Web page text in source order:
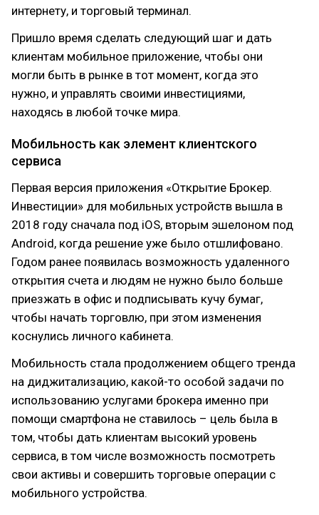
интернету, и торговый терминал.
Пришло время сделать следующий шаг и дать
клиентам мобильное приложение, чтобы они
могли быть в рынке в тот момент, когда это
нужно, и управлять своими инвестициями,
находясь в любой точке мира.
Мобильность как элемент клиентского
сервиса
Первая версия приложения «Открытие Брокер.
Инвестиции» для мобильных устройств вышла в
2018 году сначала под iOS, вторым эшелоном под
Android, когда решение уже было отшлифовано.
Годом ранее появилась возможность удаленного
открытия счета и людям не нужно было больше
приезжать в офис и подписывать кучу бумаг,
чтобы начать торговлю, при этом изменения
коснулись личного кабинета.
Мобильность стала продолжением общего тренда
на диджитализацию, какой-то особой задачи по
использованию услугами брокера именно при
помощи смартфона не ставилось – цель была в
том, чтобы дать клиентам высокий уровень
сервиса, в том числе возможность посмотреть
свои активы и совершить торговые операции с
мобильного устройства.